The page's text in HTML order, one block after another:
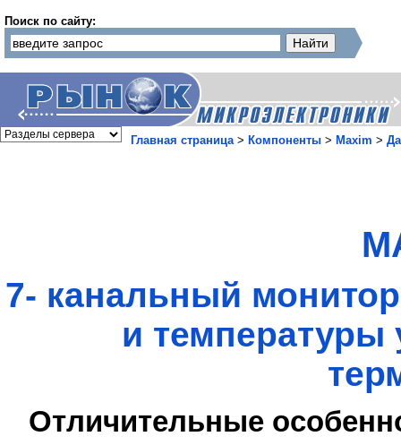
Поиск по сайту:
Главная страница> Компоненты > Maxim >
7- канальный
и
Отличительные